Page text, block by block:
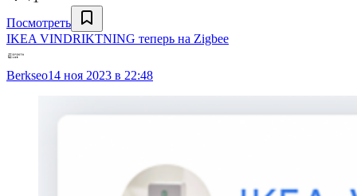
Посмотреть
IKEA VINDRIKTNING теперь на Zigbee
Berkseo14 ноя 2023 в 22:48